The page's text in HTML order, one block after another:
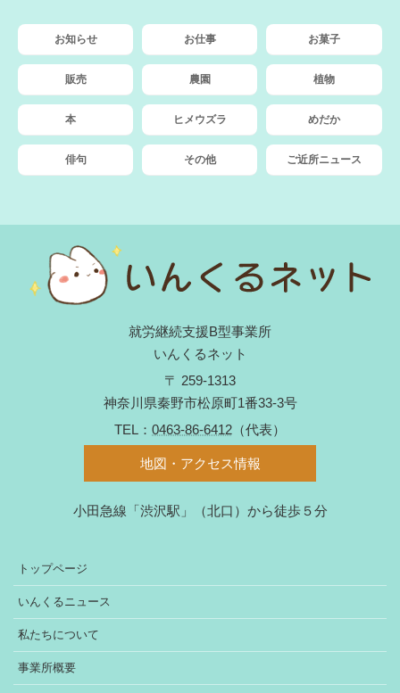
お知らせ お仕事 お菓子
販売 農園 植物
本 ヒメウズラ めだか
俳句 その他 ご近所ニュース
就労継続支援B型事業所
いんくるネット
〒 259-1313
神奈川県秦野市松原町1番33-3号
TEL： 0463-86-6412 （代表）
地図・アクセス情報
小田急線「渋沢駅」（北口）から徒歩５分
トップページ
いんくるニュース
私たちについて
事業所概要